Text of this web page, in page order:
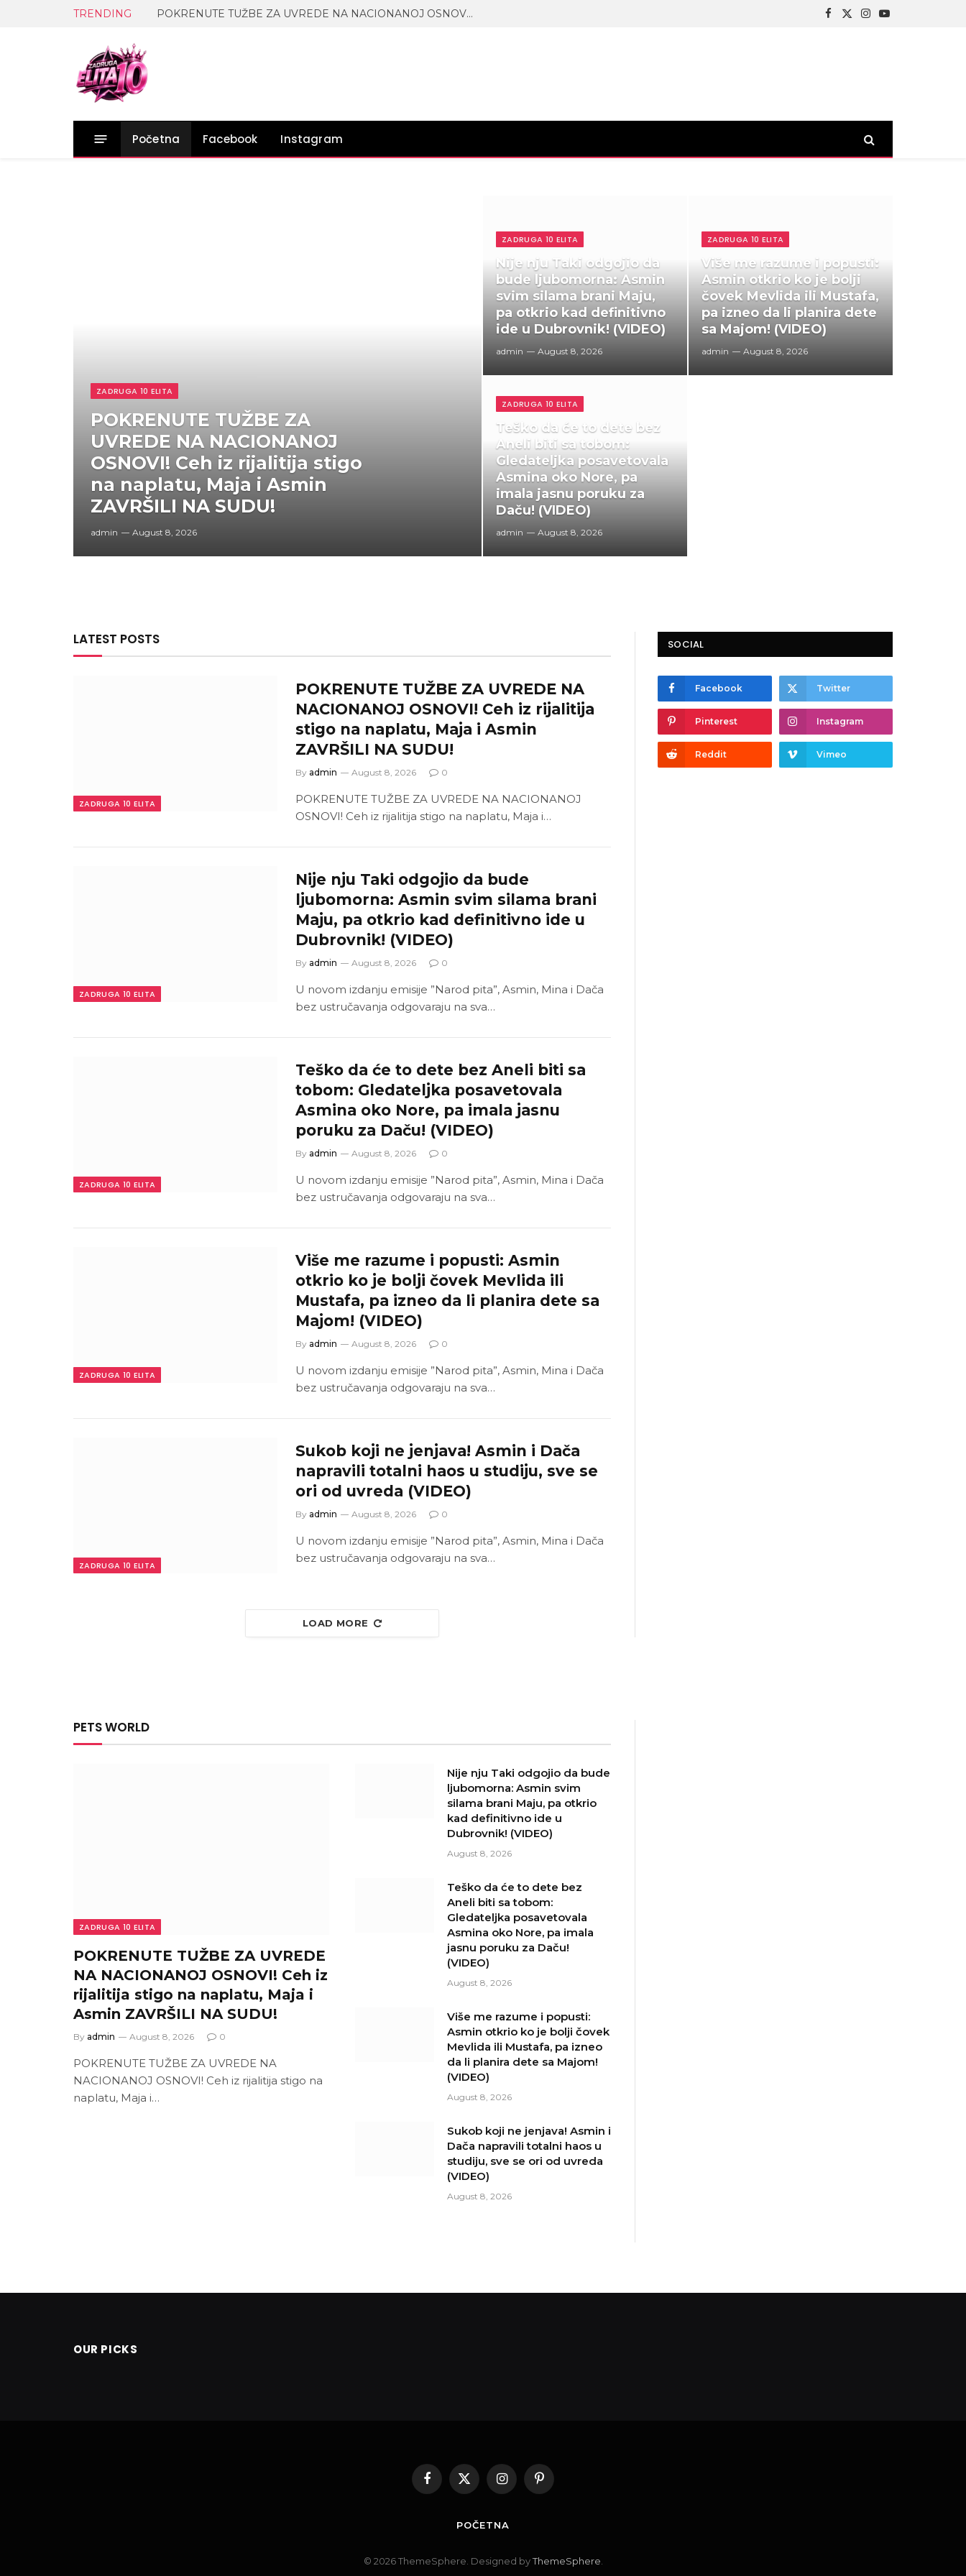
TRENDING POKRENUTE TUŽBE ZA UVREDE NA NACIONANOJ OSNOVI! Ceh iz rijalitija stigo na naplatu, Maja i Asmin ZAVRŠILI NA SUDU! Facebook
X
Instagram
YouTube
Početna Facebook Instagram
ZADRUGA 10 ELITA
POKRENUTE TUŽBE ZA
UVREDE NA NACIONANOJ
OSNOVI! Ceh iz rijalitija stigo
na naplatu, Maja i Asmin
ZAVRŠILI NA SUDU!
admin August 8, 2026
ZADRUGA 10 ELITA
Nije nju Taki odgojio da
bude ljubomorna: Asmin
svim silama brani Maju,
pa otkrio kad definitivno
ide u Dubrovnik! (VIDEO)
admin August 8, 2026
ZADRUGA 10 ELITA
Teško da će to dete bez
Aneli biti sa tobom:
Gledateljka posavetovala
Asmina oko Nore, pa
imala jasnu poruku za
Daču! (VIDEO)
admin August 8, 2026
ZADRUGA 10 ELITA
Više me razume i popusti:
Asmin otkrio ko je bolji
čovek Mevlida ili Mustafa,
pa izneo da li planira dete
sa Majom! (VIDEO)
admin August 8, 2026
LATEST POSTS
ZADRUGA 10 ELITA
POKRENUTE TUŽBE ZA UVREDE NA
NACIONANOJ OSNOVI! Ceh iz rijalitija
stigo na naplatu, Maja i Asmin
ZAVRŠILI NA SUDU!
By admin August 8, 2026 0
POKRENUTE TUŽBE ZA UVREDE NA NACIONANOJ
OSNOVI! Ceh iz rijalitija stigo na naplatu, Maja i…
ZADRUGA 10 ELITA
Nije nju Taki odgojio da bude
ljubomorna: Asmin svim silama brani
Maju, pa otkrio kad definitivno ide u
Dubrovnik! (VIDEO)
By admin August 8, 2026 0
U novom izdanju emisije ”Narod pita”, Asmin, Mina i Dača
bez ustručavanja odgovaraju na sva…
ZADRUGA 10 ELITA
Teško da će to dete bez Aneli biti sa
tobom: Gledateljka posavetovala
Asmina oko Nore, pa imala jasnu
poruku za Daču! (VIDEO)
By admin August 8, 2026 0
U novom izdanju emisije ”Narod pita”, Asmin, Mina i Dača
bez ustručavanja odgovaraju na sva…
ZADRUGA 10 ELITA
Više me razume i popusti: Asmin
otkrio ko je bolji čovek Mevlida ili
Mustafa, pa izneo da li planira dete sa
Majom! (VIDEO)
By admin August 8, 2026 0
U novom izdanju emisije ”Narod pita”, Asmin, Mina i Dača
bez ustručavanja odgovaraju na sva…
ZADRUGA 10 ELITA
Sukob koji ne jenjava! Asmin i Dača
napravili totalni haos u studiju, sve se
ori od uvreda (VIDEO)
By admin August 8, 2026 0
U novom izdanju emisije ”Narod pita”, Asmin, Mina i Dača
bez ustručavanja odgovaraju na sva…
LOAD MORE
SOCIAL
Facebook Twitter
Pinterest Instagram
Reddit Vimeo
PETS WORLD
ZADRUGA 10 ELITA
POKRENUTE TUŽBE ZA UVREDE
NA NACIONANOJ OSNOVI! Ceh iz
rijalitija stigo na naplatu, Maja i
Asmin ZAVRŠILI NA SUDU!
By admin August 8, 2026 0
POKRENUTE TUŽBE ZA UVREDE NA
NACIONANOJ OSNOVI! Ceh iz rijalitija stigo na
naplatu, Maja i…
Nije nju Taki odgojio da bude
ljubomorna: Asmin svim
silama brani Maju, pa otkrio
kad definitivno ide u
Dubrovnik! (VIDEO)
August 8, 2026
Teško da će to dete bez
Aneli biti sa tobom:
Gledateljka posavetovala
Asmina oko Nore, pa imala
jasnu poruku za Daču!
(VIDEO)
August 8, 2026
Više me razume i popusti:
Asmin otkrio ko je bolji čovek
Mevlida ili Mustafa, pa izneo
da li planira dete sa Majom!
(VIDEO)
August 8, 2026
Sukob koji ne jenjava! Asmin i
Dača napravili totalni haos u
studiju, sve se ori od uvreda
(VIDEO)
August 8, 2026
OUR PICKS
Facebook
X
InstagramPinterest
POČETNA
© 2026 ThemeSphere. Designed byThemeSphere.